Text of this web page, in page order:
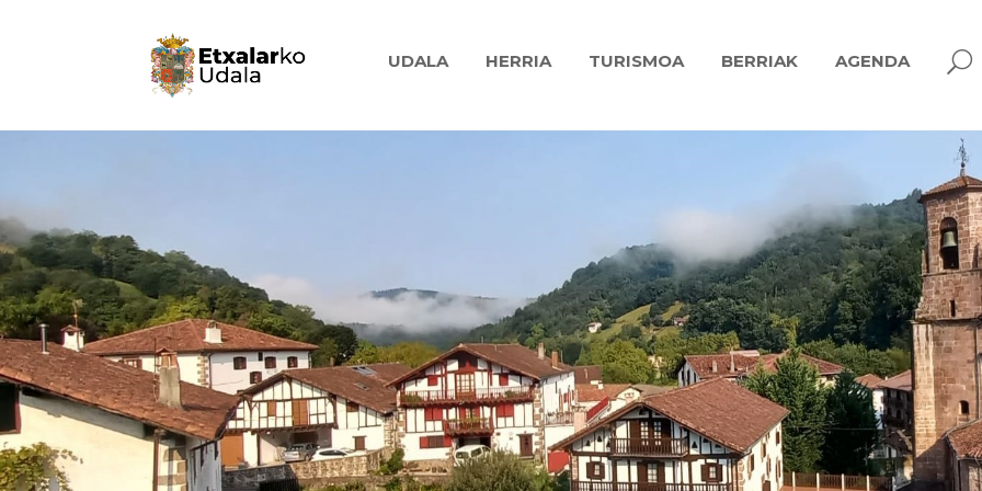
UDALA HERRIA TURISMOA BERRIAK AGENDA U